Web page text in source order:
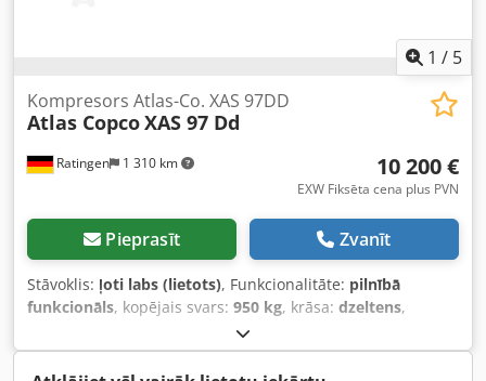
1 / 5
Ratingen 1 310 km
Kompresors Atlas-Co. XAS 97DD
Atlas CopcoXAS 97 Dd
10 200 €
EXW Fiksēta cena plus PVN
Pieprasīt Zvanīt
Stāvoklis: ļoti labs (lietots), Funkcionalitāte: pilnībā
funkcionāls, kopējais svars: 950 kg, krāsa: dzeltens,
dīzeļdegviela, degvielas tvertnes tilpums:
80 l, dzinēju ražotājs:Deutz D2011L03, kopējais garums:
3 740 mm, kopējais platums:1 410 mm, kopējais